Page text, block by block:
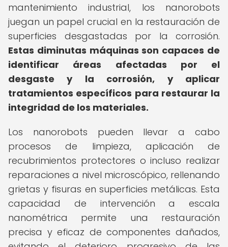
mantenimiento industrial, los nanorobots
juegan un papel crucial en la restauración de
superficies desgastadas por la corrosión.
Estas diminutas máquinas son capaces de
identificar áreas afectadas por el
desgaste y la corrosión, y aplicar
tratamientos específicos para restaurar la
integridad de los materiales.
Los nanorobots pueden llevar a cabo
procesos de limpieza, aplicación de
recubrimientos protectores o incluso realizar
reparaciones a nivel microscópico, rellenando
grietas y fisuras en superficies metálicas. Esta
capacidad de intervención a escala
nanométrica permite una restauración
precisa y eficaz de componentes dañados,